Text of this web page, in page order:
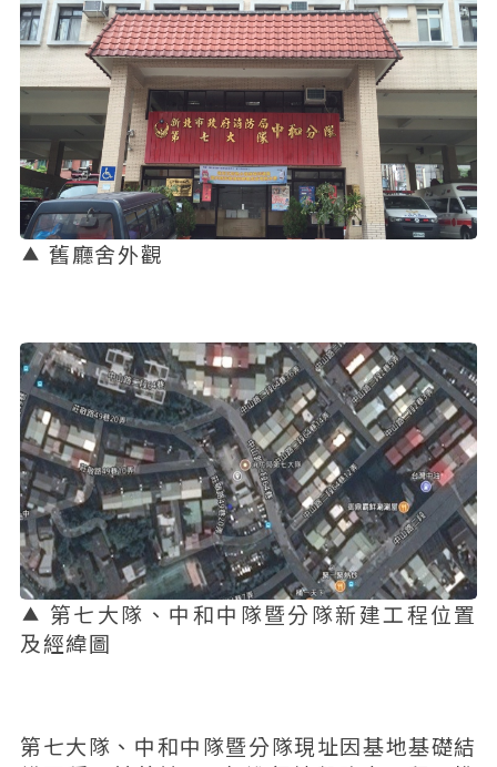
舊廳舍外觀
第七大隊、中和中隊暨分隊新建工程位置
及經緯圖
第七大隊、中和中隊暨分隊現址因基地基礎結